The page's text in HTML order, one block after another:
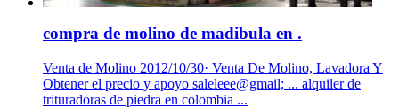
compra de molino de madibula en .
Venta de Molino 2012/10/30· Venta De Molino, Lavadora Y
Obtener el precio y apoyo saleleee@gmail; ... alquiler de
trituradoras de piedra en colombia ...